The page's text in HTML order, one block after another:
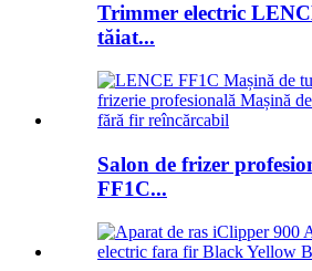
Trimmer electric
tăiat...
Salon de frizer
FF1C...